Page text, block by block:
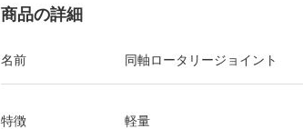
商品の詳細
名前 同軸ロータリージョイント
特徴 軽量